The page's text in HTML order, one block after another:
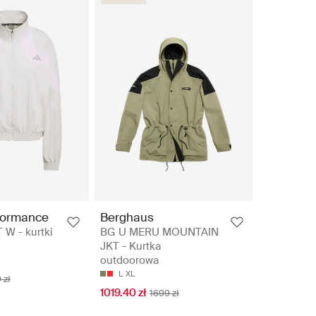
W - kurtki
Berghaus
BG U MERU MOUNTAIN
JKT - Kurtka
outdoorowa
L XL
1019.40 zł 1699 zł